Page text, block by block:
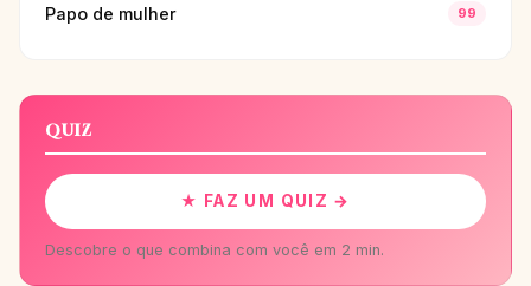
Papo de mulher 99
QUIZ
★ FAZ UM QUIZ →
Descobre o que combina com você em 2 min.